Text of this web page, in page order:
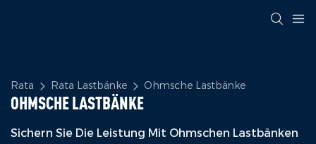
Rata Rata Lastbänke Ohmsche Lastbänke
OHMSCHE LASTBÄNKE
Sichern Sie Die Leistung Mit Ohmschen Lastbänken